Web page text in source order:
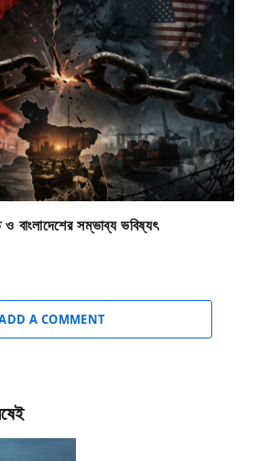
বাংলাদেশের সম্ভাব্য ভবিষ্যৎ
A COMMENT